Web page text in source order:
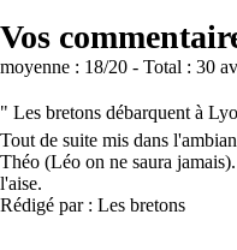
Vos
moyenne : 18/20 - Total : 30
" Les bretons débarquent à
Tout de suite mis dans
Théo (Léo on ne saura
l'aise.
Rédigé par : Les bretons